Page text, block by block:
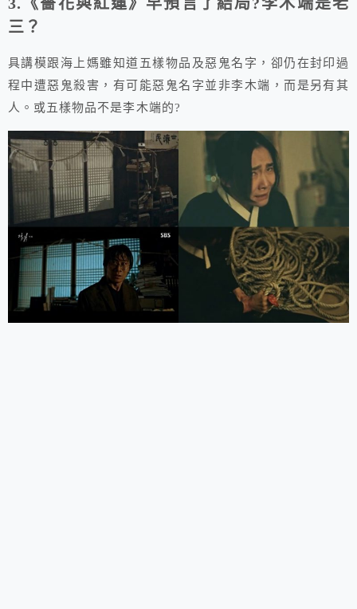
三？
具講模跟海上媽雖知道五樣物品及惡鬼名字，卻仍在封印過
程中遭惡鬼殺害，有可能惡鬼名字並非李木端，而是另有其
人。或五樣物品不是李木端的?